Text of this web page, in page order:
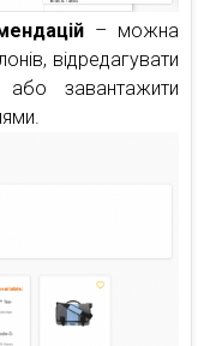
– можна
відредагувати
завантажити